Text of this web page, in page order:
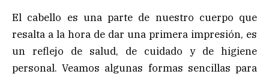
El cabello es una parte de nuestro cuerpo que
resalta a la hora de dar una primera impresión, es
un reflejo de salud, de cuidado y de higiene
personal. Veamos algunas formas sencillas para